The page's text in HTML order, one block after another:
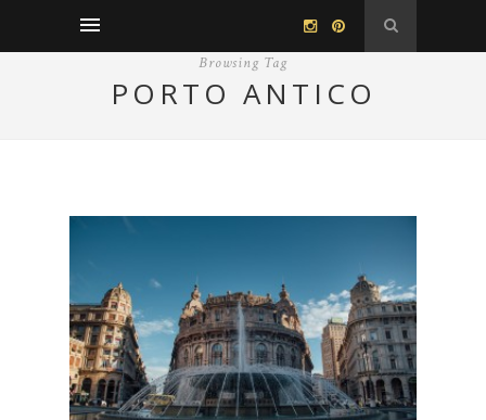
Browsing Tag
PORTO ANTICO